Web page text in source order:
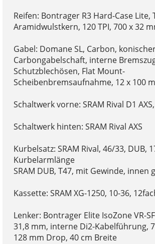
Reifen: Bontrager R3 Hard-Case Lite,
Aramidwulstkern, 120 TPI, 700 x 32
Gabel: Domane SL, Carbon,
Carbongabelschaft, interne
Schutzblechösen, Flat Mount-
Scheibenbremsaufnahme, 12 x 100
Schaltwerk vorne: SRAM Rival D1
Schaltwerk hinten: SRAM Rival AXS
Kurbelsatz: SRAM Rival, 46/33, DUB,
Kurbelarmlänge
SRAM DUB, T47, mit Gewinde, innen
Kassette: SRAM XG-1250, 10-36,
Lenker: Bontrager Elite IsoZone VR-
31,8 mm, interne Di2-Kabelführung,
128 mm Drop, 40 cm Breite